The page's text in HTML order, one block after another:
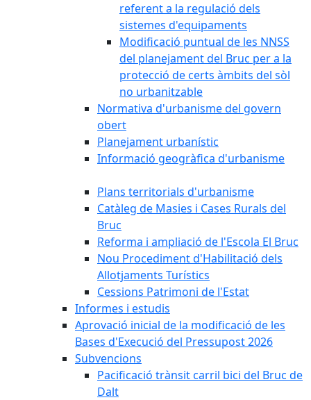
referent a la regulació dels
sistemes d'equipaments
Modificació puntual de les NNSS
del planejament del Bruc per a la
protecció de certs àmbits del sòl
no urbanitzable
Normativa d'urbanisme del govern
obert
Planejament urbanístic
Informació geogràfica d'urbanisme
Plans territorials d'urbanisme
Catàleg de Masies i Cases Rurals del
Bruc
Reforma i ampliació de l'Escola El Bruc
Nou Procediment d'Habilitació dels
Allotjaments Turístics
Cessions Patrimoni de l'Estat
Informes i estudis
Aprovació inicial de la modificació de les
Bases d'Execució del Pressupost 2026
Subvencions
Pacificació trànsit carril bici del Bruc de
Dalt